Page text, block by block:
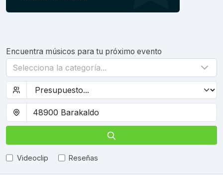
Encuentra músicos para tu próximo evento
Selecciona la categoría...
Videoclip Reseñas